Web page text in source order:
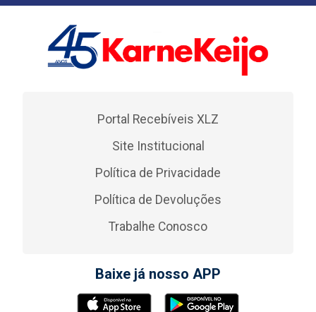
Portal Recebíveis XLZ
Site Institucional
Política de Privacidade
Política de Devoluções
Trabalhe Conosco
Baixe já nosso APP